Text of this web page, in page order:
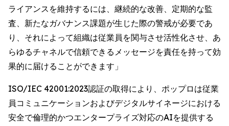
ライアンスを維持するには、継続的な改善、定期的な監
査、新たなガバナンス課題が生じた際の警戒が必要であ
り、それによって組織は従業員を関与させ活性化させ、あ
らゆるチャネルで信頼できるメッセージを責任を持って効
果的に届けることができます」
ISO/IEC 42001:2023認証の取得により、ポップロは従業
員コミュニケーションおよびデジタルサイネージにおける
安全で倫理的かつエンタープライズ対応のAIを提供する